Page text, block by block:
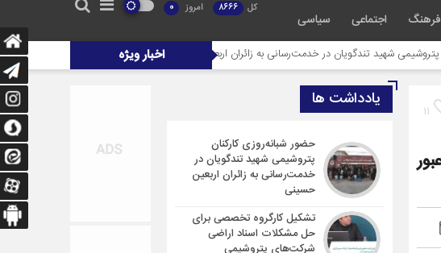
فرهنگ اجتماعی سیاسی
کل 8666 امروز 0
اخبار ویژه تندگویان در خدمت‌رسانی به زائران اربعین حسینی تشکیل کارگروه تخصصی برای حل مشکلات
11
از مرز 69 درصد عبور
یادداشت ها
حضور شبانه‌روزی کارکنان
پتروشیمی شهید تندگویان در
خدمت‌رسانی به زائران اربعین
حسینی
تشکیل کارگروه تخصصی برای
حل مشکلات اسناد اراضی
شرکت‌های پتروشیمی